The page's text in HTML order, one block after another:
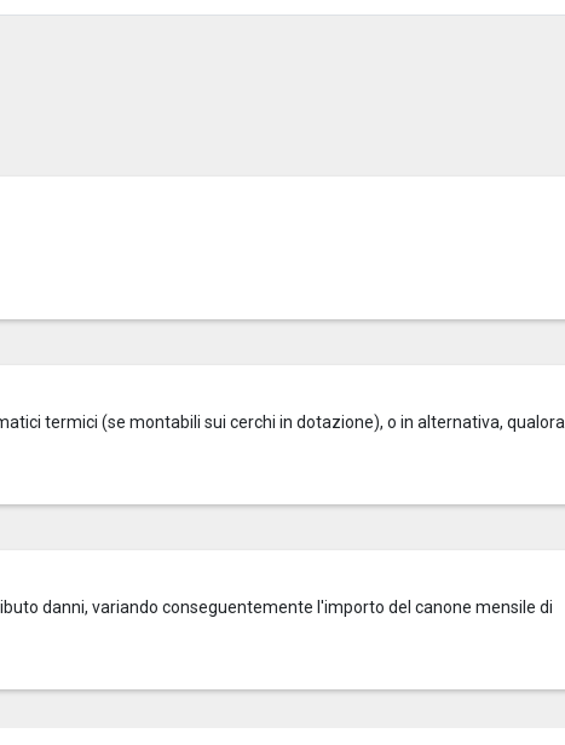
termici (se montabili sui cerchi in dotazione), o in alternativa, qualora
danni, variando conseguentemente l'importo del canone mensile di